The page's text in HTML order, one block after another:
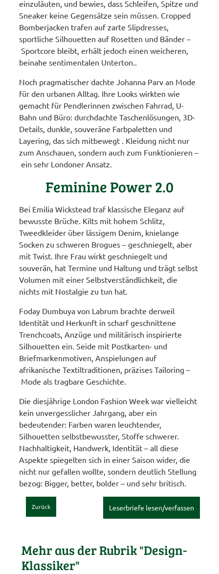
einzuläuten, und bewies, dass Schleifen, Spitze und
Sneaker keine Gegensätze sein müssen. Cropped
Bomberjacken trafen auf zarte Slipdresses,
sportliche Silhouetten auf Rosetten und Bänder –
Sportcore bleibt, erhält jedoch einen weicheren,
beinahe sentimentalen Unterton..
Noch pragmatischer dachte Johanna Parv an Mode
für den urbanen Alltag. Ihre Looks wirkten wie
gemacht für Pendlerinnen zwischen Fahrrad, U-
Bahn und Büro: durchdachte Taschenlösungen, 3D-
Details, dunkle, souveräne Farbpaletten und
Layering, das sich mitbewegt . Kleidung nicht nur
zum Anschauen, sondern auch zum Funktionieren –
ein sehr Londoner Ansatz.
Feminine Power 2.0
Bei Emilia Wickstead traf klassische Eleganz auf
bewusste Brüche. Kilts mit hohem Schlitz,
Tweedkleider über lässigem Denim, knielange
Socken zu schweren Brogues – geschniegelt, aber
mit Twist. Ihre Frau wirkt geschniegelt und
souverän, hat Termine und Haltung und trägt selbst
Volumen mit einer Selbstverständlichkeit, die
nichts mit Nostalgie zu tun hat.
Foday Dumbuya von Labrum brachte derweil
Identität und Herkunft in scharf geschnittene
Trenchcoats, Anzüge und militärisch inspirierte
Silhouetten ein. Seide mit Postkarten- und
Briefmarkenmotiven, Anspielungen auf
afrikanische Textiltraditionen, präzises Tailoring –
Mode als tragbare Geschichte.
Die diesjährige London Fashion Week war vielleicht
kein unvergesslicher Jahrgang, aber ein
bedeutender: Farben waren leuchtender,
Silhouetten selbstbewusster, Stoffe schwerer.
Nachhaltigkeit, Handwerk, Identität – all diese
Aspekte spiegelten sich in einer Saison wider, die
nicht nur gefallen wollte, sondern deutlich Stellung
bezog: Bigger, better, bolder – und sehr britisch.
Zurück Leserbriefe lesen/verfassen
Mehr aus der Rubrik "Design-
Klassiker"